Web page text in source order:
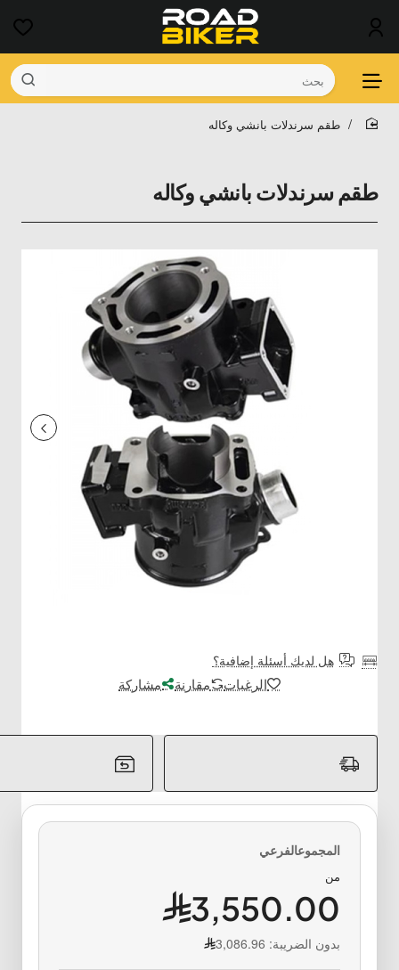
بحث
طقم سرندلات بانشي وكاله
طقم سرندلات بانشي وكاله
هل لديك أسئلة إضافية؟
الرغبات مقارنة مشاركة
من
3,550.00
بدون الضريبة: 3,086.96